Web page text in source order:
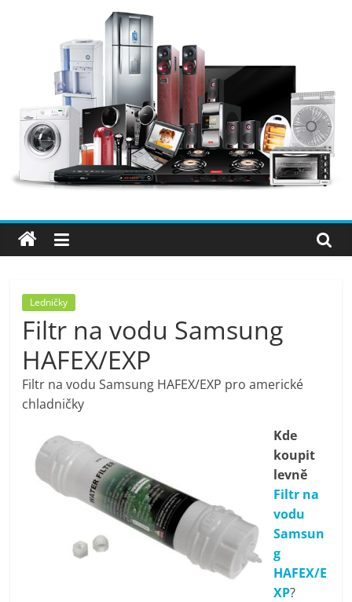
Elektro
OK
–
nejlepší
elektronika
porovnání,
pračky,
televize,
notebooky,
mobilní
telefony,
Ledničky
Filtr na vodu Samsung
HAFEX/EXP
Filtr na vodu Samsung HAFEX/EXP pro americké
chladničky
Kde
koupit
levně
Filtr na
vodu
Samsun
g
HAFEX/E
XP?